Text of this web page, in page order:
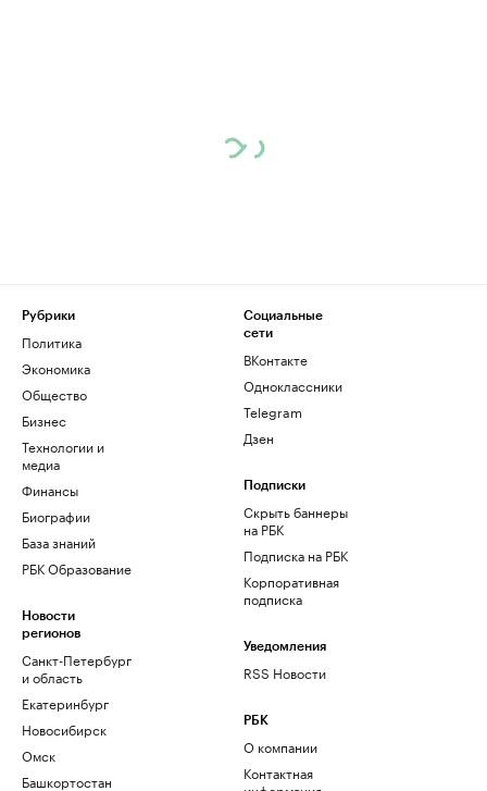
Рубрики
Политика
Экономика
Общество
Бизнес
Технологии и
медиа
Финансы
Биографии
База знаний
РБК Образование
Новости
регионов
Санкт-Петербург
и область
Екатеринбург
Новосибирск
Омск
Башкортостан
Социальные
сети
ВКонтакте
Одноклассники
Telegram
Дзен
Подписки
Скрыть баннеры
на РБК
Подписка на РБК
Корпоративная
подписка
Уведомления
RSS Новости
РБК
О компании
Контактная